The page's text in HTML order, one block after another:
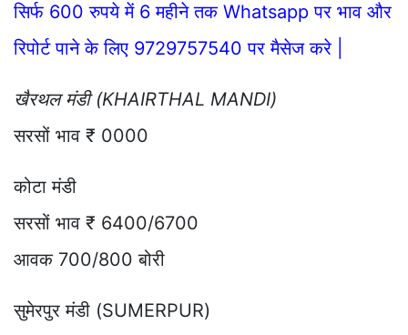
सिर्फ 600 रुपये में 6 महीने तक Whatsapp पर भाव और
रिपोर्ट पाने के लिए 9729757540 पर मैसेज करे |
खैरथल मंडी (KHAIRTHAL MANDI)
सरसों भाव ₹ 0000
कोटा मंडी
सरसों भाव ₹ 6400/6700
आवक 700/800 बोरी
सुमेरपुर मंडी (SUMERPUR)